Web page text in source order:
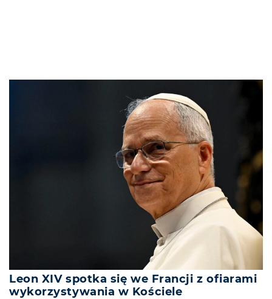
Leon XIV spotka się we Francji z ofiarami
wykorzystywania w Kościele